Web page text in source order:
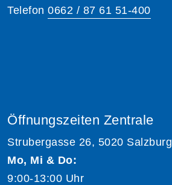
Telefon 0662 / 87 61 51-400
Öffnungszeiten Zentrale
Strubergasse 26, 5020 Salzburg
Mo, Mi & Do:
9:00-13:00 Uhr